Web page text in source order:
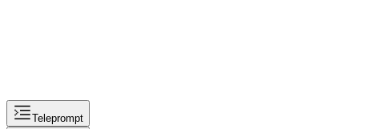
Teleprompt